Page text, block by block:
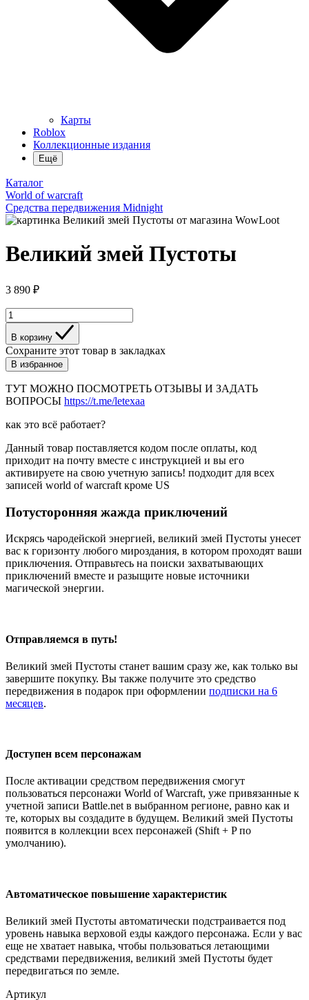
Карты
Roblox
Коллекционные издания
Ещё
Каталог
World of warcraft
Средства передвижения Midnight
Великий змей Пустоты
3 890 ₽
В корзину
Сохраните этот товар в закладках
В избранное
ТУТ МОЖНО ПОСМОТРЕТЬ ОТЗЫВЫ И ЗАДАТЬ
ВОПРОСЫ https://t.me/letexaa
как это всё работает?
Данный товар поставляется кодом после оплаты, код
приходит на почту вместе с инструкцией и вы его
активируете на свою учетную запись! подходит для всех
записей world of warcraft кроме US
Потусторонняя жажда приключений
Искрясь чародейской энергией, великий змей Пустоты унесет
вас к горизонту любого мироздания, в котором проходят ваши
приключения. Отправьтесь на поиски захватывающих
приключений вместе и разыщите новые источники
магической энергии.
Отправляемся в путь!
Великий змей Пустоты станет вашим сразу же, как только вы
завершите покупку. Вы также получите это средство
передвижения в подарок при оформлении подписки на 6
месяцев.
Доступен всем персонажам
После активации средством передвижения смогут
пользоваться персонажи World of Warcraft, уже привязанные к
учетной записи Battle.net в выбранном регионе, равно как и
те, которых вы создадите в будущем. Великий змей Пустоты
появится в коллекции всех персонажей (Shift + P по
умолчанию).
Автоматическое повышение характеристик
Великий змей Пустоты автоматически подстраивается под
уровень навыка верховой езды каждого персонажа. Если у вас
еще не хватает навыка, чтобы пользоваться летающими
средствами передвижения, великий змей Пустоты будет
передвигаться по земле.
Артикул